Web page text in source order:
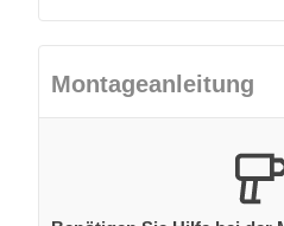
Montageanleitung